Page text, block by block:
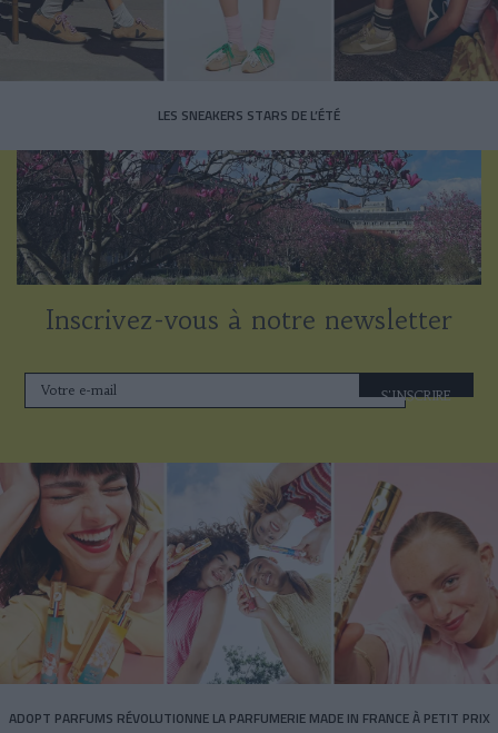
LES SNEAKERS STARS DE L’ÉTÉ
Inscrivez-vous à notre newsletter
S'INSCRIRE
ADOPT PARFUMS RÉVOLUTIONNE LA PARFUMERIE MADE IN FRANCE À PETIT PRIX